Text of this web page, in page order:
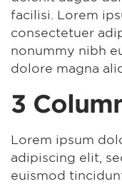
facilisi. Lorem
consectetuer
nonummy nibh
dolore magna
3
Lorem ipsum
adipiscing elit,
euismod